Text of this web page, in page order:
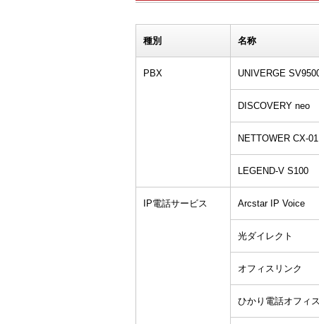
種別 名称
PBX UNIVERGE
DISCOVERY neo
NETTOWER CX-
LEGEND-V S100
IP電話サービス Arcstar IP Voice
光ダイレクト
オフィスリンク
ひかり電話オフィ